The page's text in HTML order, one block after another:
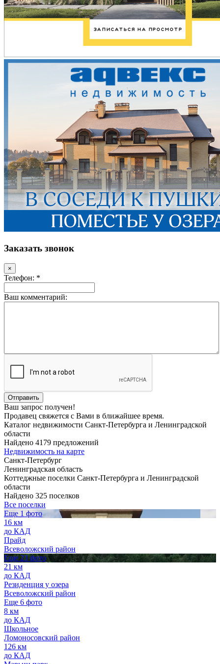
Заказать звонок
×
Телефон: *
Ваш комментарий:
Ваш запрос получен!
Продавец свяжется с Вами в ближайшее время.
Каталог недвижимости Санкт-Петербурга и Ленинградской
области
Найдено 4179 предложений
Недвижимость на карте
Санкт-Петербург
Ленинградская область
Коттеджные поселки Санкт-Петербурга и Ленинградской
области
Найдено 325 поселков
Все поселки
Еще 1 фото
16 км
до КАД
Прайд
Всеволожский район
Еще 23 фото
21 км
до КАД
Резиденция у озера
Всеволожский район
Еще 6 фото
8 км
до КАД
Школьное
Ломоносовский район
126 км
до КАД